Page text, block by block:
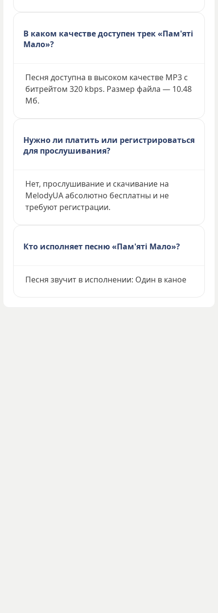
В каком качестве доступен трек «Пам'яті
Мало»?
Песня доступна в высоком качестве MP3 с
битрейтом 320 kbps. Размер файла — 10.48
Мб.
Нужно ли платить или регистрироваться
для прослушивания?
Нет, прослушивание и скачивание на
MelodyUA абсолютно бесплатны и не
требуют регистрации.
Кто исполняет песню «Пам'яті Мало»?
Песня звучит в исполнении: Один в каное